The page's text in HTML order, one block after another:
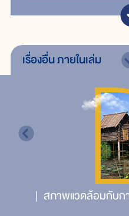
เรื่องอื่นภายในเล่ม
สภาพแวดล้อมกับก